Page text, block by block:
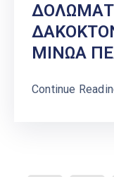
ΜΙΝΩΑ
Continue